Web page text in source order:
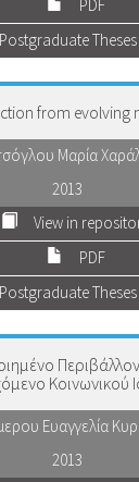
PDF
Postgraduate Theses
from
Μαρία
2013
View in
PDF
Postgraduate Theses
Κοινωνικού
Ευαγγελία
2013